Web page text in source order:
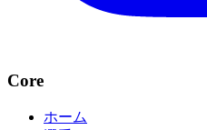
Core
ホーム